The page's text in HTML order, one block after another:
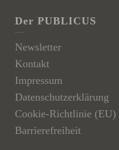
Der PUBLICUS
Newsletter
Kontakt
Impressum
Datenschutzerklärung
Cookie-Richtlinie (EU)
Barrierefreiheit